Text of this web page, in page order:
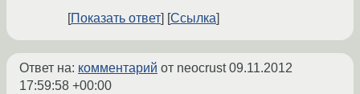
Показать ответ
Ссылка
Ответ на: комментарий от neocrust09.11.2012
17:59:58 +00:00